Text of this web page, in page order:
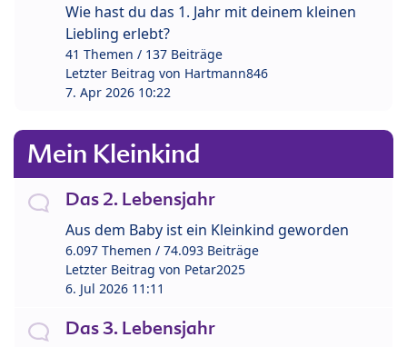
Wie hast du das 1. Jahr mit deinem kleinen
Liebling erlebt?
41 Themen / 137 Beiträge
Letzter Beitrag von Hartmann846
7. Apr 2026 10:22
Mein Kleinkind
Das 2. Lebensjahr
Aus dem Baby ist ein Kleinkind geworden
6.097 Themen / 74.093 Beiträge
Letzter Beitrag von Petar2025
6. Jul 2026 11:11
Das 3. Lebensjahr